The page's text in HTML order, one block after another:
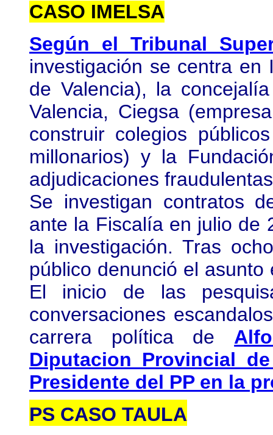
CASO IMELSA
Según el Tribunal
investigación se centra en
de Valencia), la
Valencia, Ciegsa
construir colegios
millonarios) y la
adjudicaciones
Se investigan contratos
ante la Fiscalía en julio de
la investigación. Tras
público denunció el
El inicio de las
conversaciones
carrera política de
Diputacion Provincial
Presidente del PP en la
PS CASO TAULA